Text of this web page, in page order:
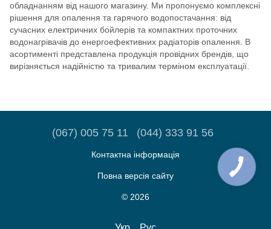
обладнанням від нашого магазину. Ми пропонуємо комплексні
рішення для опалення та гарячого водопостачання: від
сучасних електричних бойлерів та компактних проточних
водонагрівачів до енергоефективних радіаторів опалення. В
асортименті представлена продукція провідних брендів, що
вирізняється надійністю та тривалим терміном експлуатації.
(067) 005 75 11 (044) 333 91 56
Контактна інформація
Повна версія сайту
© 2026